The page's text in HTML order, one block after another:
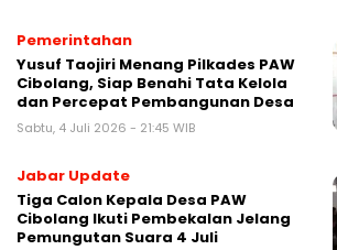
Pemerintahan
Yusuf Taojiri Menang Pilkades PAW
Cibolang, Siap Benahi Tata Kelola
dan Percepat Pembangunan Desa
Sabtu, 4 Juli 2026 - 21:45 WIB
Jabar Update
Tiga Calon Kepala Desa PAW
Cibolang Ikuti Pembekalan Jelang
Pemungutan Suara 4 Juli